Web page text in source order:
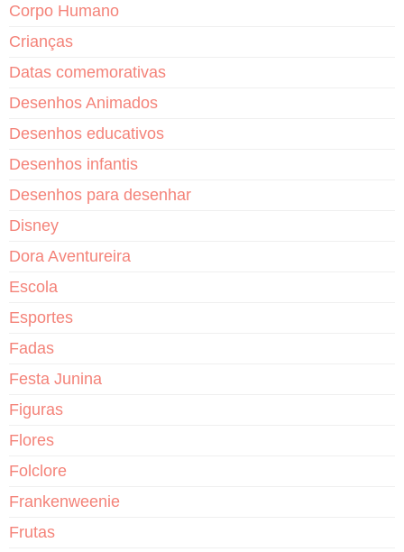
Corpo Humano
Crianças
Datas comemorativas
Desenhos Animados
Desenhos educativos
Desenhos infantis
Desenhos para desenhar
Disney
Dora Aventureira
Escola
Esportes
Fadas
Festa Junina
Figuras
Flores
Folclore
Frankenweenie
Frutas